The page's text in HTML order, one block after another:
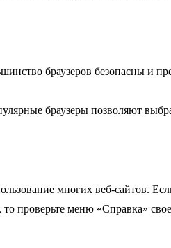
браузеров безопасны и
браузеры позволяют
многих веб-сайтов.
проверьте меню «Справка»